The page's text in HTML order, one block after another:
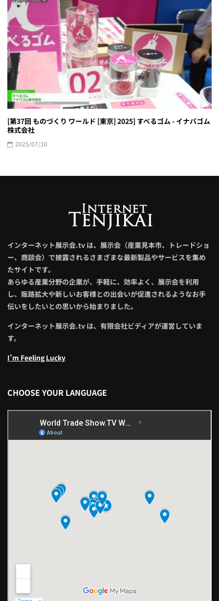
[第37回 ものづくり ワールド [東京] 2025] すべるゴム - イナバゴム
株式会社
2025/07/10
インターネット展示会.tv は、展示会（産業見本市、トレードショ
ー、商談会）で披露されるさまざまな最新製品やサービスを集め
たサイトです。
あらゆる産業分野の企業が、手軽に、効率よく、展示会を利用
し、販路拡大や新しいお客様との出会いが促進されるようなお手
伝いをしたいとの思いから始まりました。
インターネット展示会.tv は、有限会社ビディアが運営していま
す。
I’m Feeling Lucky
CHOOSE YOUR LANGUAGE